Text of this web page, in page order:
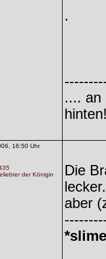
.
.... an
16:50 Uhr
der Königin
Die
aber